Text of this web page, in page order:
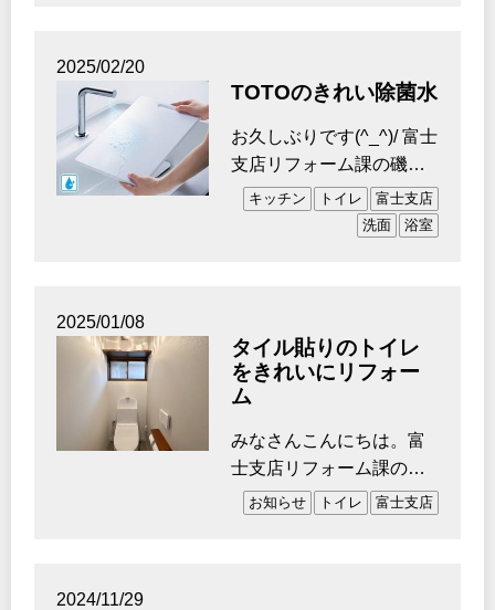
2025/02/20
TOTOのきれい除菌水
お久しぶりです(^_^)/ 富士
支店リフォーム課の磯野
です。 年末年始はロ
キッチン トイレ
富士支店
洗面
浴室
2025/01/08
タイル貼りのトイレ
をきれいにリフォー
ム
みなさんこんにちは。富
士支店リフォーム課の澤
田です。 新年あけまし
お知らせ トイレ 富士支店
2024/11/29